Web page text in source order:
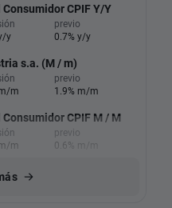
CPIF Y/Y
y
previo
0.7% y/y
s.a. (M / m)
m
previo
1.9% m/m
CPIF M / M
m
previo
0.6% m/m